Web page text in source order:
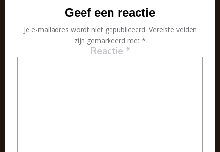
Geef een reactie
Je e-mailadres wordt niet gepubliceerd. Vereiste velden
zijn gemarkeerd met *
Reactie *